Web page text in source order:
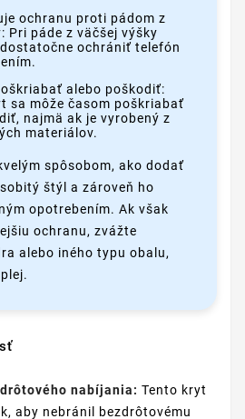
ochranu proti pádom z
Pri páde z väčšej výšky
ochrániť telefón
alebo poškodiť:
sa môže časom poškriabať
najmä ak je vyrobený z
materiálov.
spôsobom, ako dodať
štýl a zároveň ho
opotrebením. Ak však
ochranu, zvážte
alebo iného typu obalu,
nabíjania: Tento kryt
aby nebránil bezdrôtovému